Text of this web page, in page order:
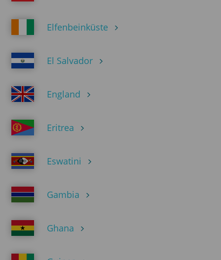
Elfenbeinküste
El Salvador
England
Eritrea
Eswatini
Gambia
Ghana